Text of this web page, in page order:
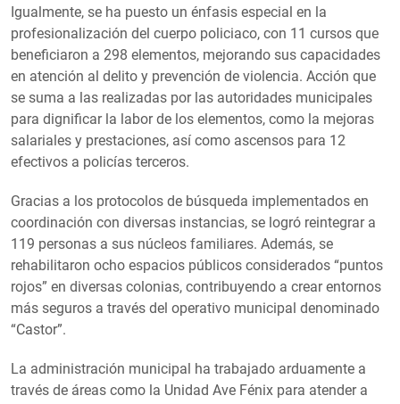
Igualmente, se ha puesto un énfasis especial en la
profesionalización del cuerpo policiaco, con 11 cursos que
beneficiaron a 298 elementos, mejorando sus capacidades
en atención al delito y prevención de violencia. Acción que
se suma a las realizadas por las autoridades municipales
para dignificar la labor de los elementos, como la mejoras
salariales y prestaciones, así como ascensos para 12
efectivos a policías terceros.
Gracias a los protocolos de búsqueda implementados en
coordinación con diversas instancias, se logró reintegrar a
119 personas a sus núcleos familiares. Además, se
rehabilitaron ocho espacios públicos considerados “puntos
rojos” en diversas colonias, contribuyendo a crear entornos
más seguros a través del operativo municipal denominado
“Castor”.
La administración municipal ha trabajado arduamente a
través de áreas como la Unidad Ave Fénix para atender a